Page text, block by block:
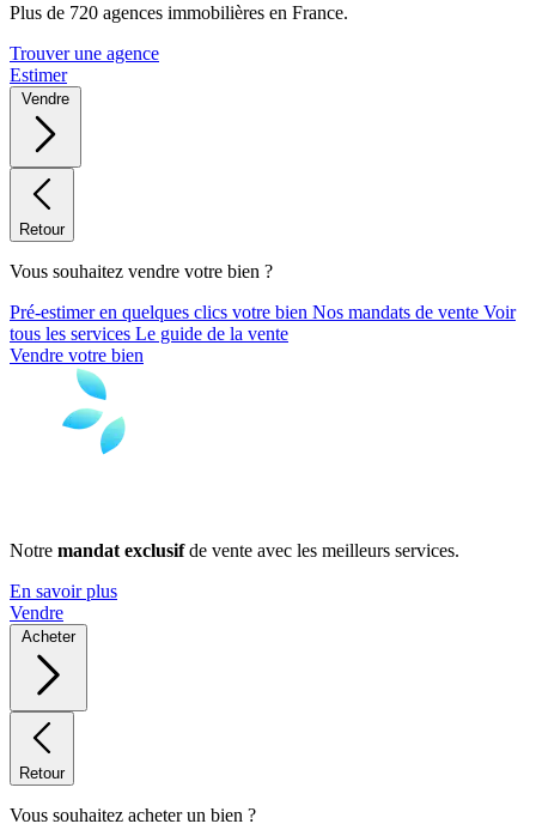
Plus de 720 agences immobilières en France.
Trouver une agence
Estimer
Vendre
Retour
Vous souhaitez vendre votre bien ?
Pré-estimer en quelques clics votre bien Nos mandats de vente Voir
tous les services Le guide de la vente
Vendre votre bien
Notre mandat exclusifde vente avec les meilleurs services.
En savoir plus
Vendre
Acheter
Retour
Vous souhaitez acheter un bien ?